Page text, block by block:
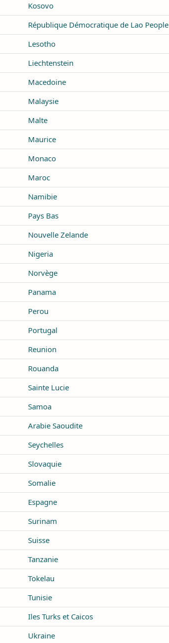
Kosovo
République Démocratique de Lao People
Lesotho
Liechtenstein
Macedoine
Malaysie
Malte
Maurice
Monaco
Maroc
Namibie
Pays Bas
Nouvelle Zelande
Nigeria
Norvège
Panama
Perou
Portugal
Reunion
Rouanda
Sainte Lucie
Samoa
Arabie Saoudite
Seychelles
Slovaquie
Somalie
Espagne
Surinam
Suisse
Tanzanie
Tokelau
Tunisie
Iles Turks et Caicos
Ukraine